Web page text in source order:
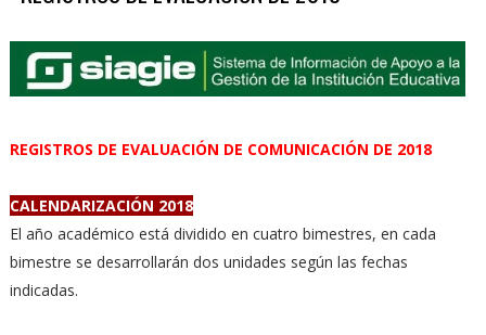
REGISTROS DE EVALUACIÓN DE COMUNICACIÓN DE 2018
CALENDARIZACIÓN 2018
El año académico está dividido en cuatro bimestres, en cada
bimestre se desarrollarán dos unidades según las fechas
indicadas.